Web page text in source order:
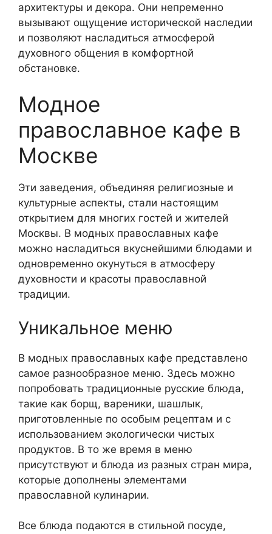
архитектуры и декора. Они непременно
вызывают ощущение исторической наследии
и позволяют насладиться атмосферой
духовного общения в комфортной
обстановке.
Модное
православное кафе в
Москве
Эти заведения, объединяя религиозные и
культурные аспекты, стали настоящим
открытием для многих гостей и жителей
Москвы. В модных православных кафе
можно насладиться вкуснейшими блюдами и
одновременно окунуться в атмосферу
духовности и красоты православной
традиции.
Уникальное меню
В модных православных кафе представлено
самое разнообразное меню. Здесь можно
попробовать традиционные русские блюда,
такие как борщ, вареники, шашлык,
приготовленные по особым рецептам и с
использованием экологически чистых
продуктов. В то же время в меню
присутствуют и блюда из разных стран мира,
которые дополнены элементами
православной кулинарии.
Все блюда подаются в стильной посуде,